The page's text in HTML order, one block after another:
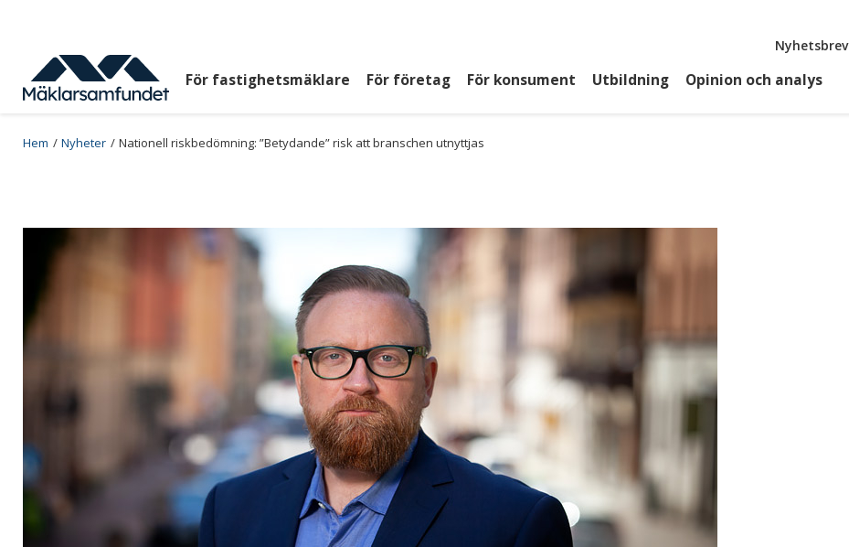
huvudinnehåll
Top
Nyhetsbrev
Huvudmeny
För fastighetsmäklare För företag För konsument Utbildning Opinion och analys
Breadcrumb
Hem Nyheter Nationell riskbedömning: ”Betydande” risk att branschen utnyttjas